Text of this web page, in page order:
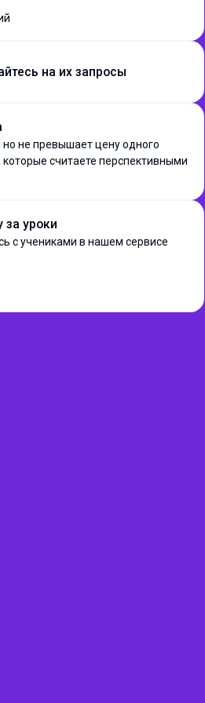
на их запросы
но не превышает цену одного
считаете перспективными
за уроки
с учениками в нашем сервисе